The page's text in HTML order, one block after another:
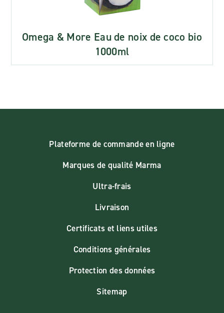
Omega & More Eau de noix de coco bio
1000ml
Plateforme de commande en ligne
Marques de qualité Marma
Ultra-frais
Livraison
Certificats et liens utiles
Conditions générales
Protection des données
Sitemap